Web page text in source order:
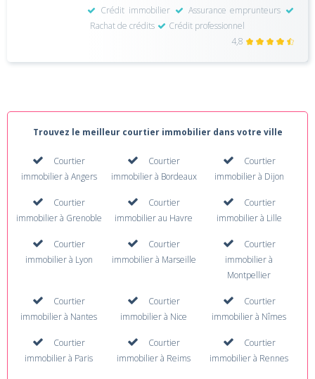
Crédit immobilier
Assurance emprunteurs
Rachat de crédits
Crédit professionnel
4,8
Trouvez le meilleur courtier immobilier dans votre ville
Courtier
immobilier à Angers
Courtier
immobilier à Bordeaux
Courtier
immobilier à Dijon
Courtier
immobilier à Grenoble
Courtier
immobilier au Havre
Courtier
immobilier à Lille
Courtier
immobilier à Lyon
Courtier
immobilier à Marseille
Courtier
immobilier à
Montpellier
Courtier
immobilier à Nantes
Courtier
immobilier à Nice
Courtier
immobilier à Nîmes
Courtier
immobilier à Paris
Courtier
immobilier à Reims
Courtier
immobilier à Rennes